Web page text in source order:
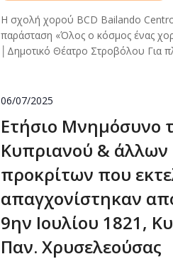
Η σχολή χορού BCD Bailando
παράσταση «Όλος ο κόσμος ένας
│Δημοτικό Θέατρο Στροβόλου Για
Ετήσιο Μνημόσυνο
Κυπριανού &
προκρίτων που
απαγχονίστηκαν
9ην Ιουλίου 1821,
Παν. Χρυσελεούσας
06/07/2025